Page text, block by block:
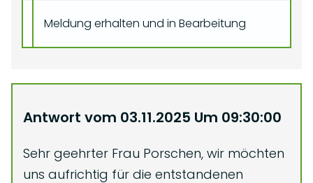
Meldung erhalten und in Bearbeitung
Antwort vom 03.11.2025 Um 09:30:00
Sehr geehrter Frau Porschen, wir möchten
uns aufrichtig für die entstandenen